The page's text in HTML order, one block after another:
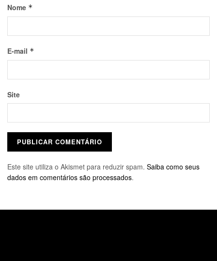
Nome *
E-mail *
Site
Este site utiliza o Akismet para reduzir spam. Saiba como seus
dados em comentários são processados.